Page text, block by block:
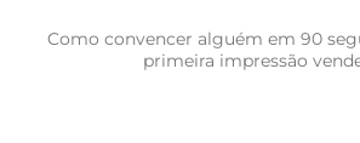
Como convencer alguém em 90
primeira impressão